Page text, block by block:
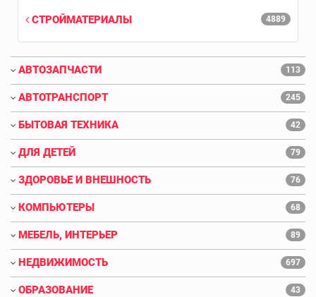
4889
СТРОЙМАТЕРИАЛЫ
АВТОЗАПЧАСТИ 113
АВТОТРАНСПОРТ 245
БЫТОВАЯ ТЕХНИКА 42
ДЛЯ ДЕТЕЙ 79
ЗДОРОВЬЕ И ВНЕШНОСТЬ 76
КОМПЬЮТЕРЫ 68
МЕБЕЛЬ, ИНТЕРЬЕР 89
НЕДВИЖИМОСТЬ 697
ОБРАЗОВАНИЕ 43